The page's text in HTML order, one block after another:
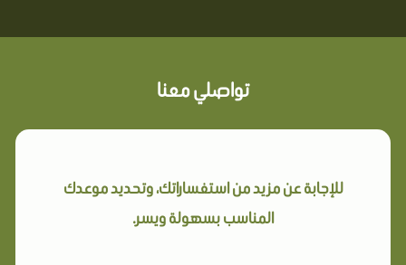
تواصلي معنا
للإجابة عن مزيد من استفساراتك، وتحديد موعدك
المناسب بسهولة ويسر.